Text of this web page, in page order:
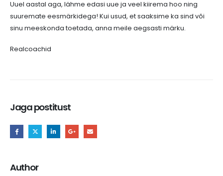
Uuel aastal aga, lähme edasi uue ja veel kiirema hoo ning
suuremate eesmärkidega! Kui usud, et saaksime ka sind või
sinu meeskonda toetada, anna meile aegsasti märku.
Realcoachid
Jaga postitust
Author